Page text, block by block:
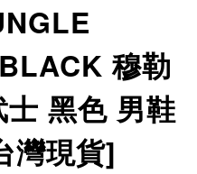
穆勒
黑色 男鞋
灣現貨]